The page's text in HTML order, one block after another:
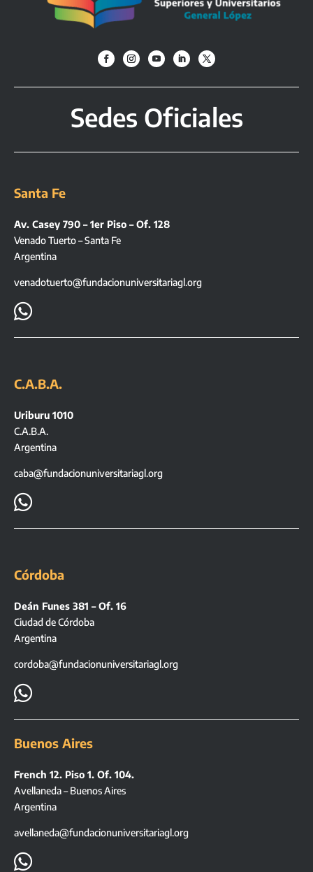
Sedes Oficiales
Santa Fe
Av. Casey 790 – 1er Piso – Of. 128
Venado Tuerto – Santa Fe
Argentina
venadotuerto@fundacionuniversitariagl.org

C.A.B.A.
Uriburu 1010
C.A.B.A.
Argentina
caba@fundacionuniversitariagl.org

Córdoba
Deán Funes 381 – Of. 16
Ciudad de Córdoba
Argentina
cordoba@fundacionuniversitariagl.org

Buenos Aires
French 12. Piso 1. Of. 104.
Avellaneda – Buenos Aires
Argentina
avellaneda@fundacionuniversitariagl.org
